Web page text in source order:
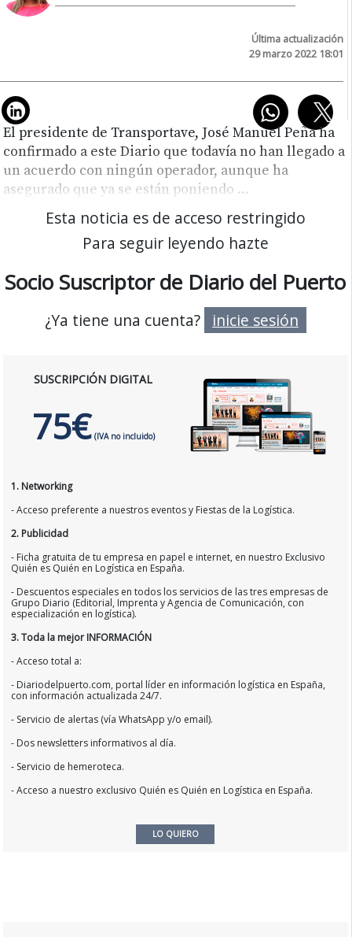
Última actualización
29 marzo 2022 18:01
El presidente de Transportave, José Manuel Peña ha
confirmado a este Diario que todavía no han llegado a
un acuerdo con ningún operador, aunque ha
asegurado que ya se están poniendo ...
Esta noticia es de acceso restringido
Para seguir leyendo hazte
Socio Suscriptor de Diario del Puerto
¿Ya tiene una cuenta? inicie sesión
SUSCRIPCIÓN DIGITAL
75€ (IVA no incluido)
1. Networking
- Acceso preferente a nuestros eventos y Fiestas de la Logística.
2. Publicidad
- Ficha gratuita de tu empresa en papel e internet, en nuestro Exclusivo
Quién es Quién en Logística en España.
- Descuentos especiales en todos los servicios de las tres empresas de
Grupo Diario (Editorial, Imprenta y Agencia de Comunicación, con
especialización en logística).
3. Toda la mejor INFORMACIÓN
- Acceso total a:
- Diariodelpuerto.com, portal líder en información logística en España,
con información actualizada 24/7.
- Servicio de alertas (vía WhatsApp y/o email).
- Dos newsletters informativos al día.
- Servicio de hemeroteca.
- Acceso a nuestro exclusivo Quién es Quién en Logística en España.
LO QUIERO